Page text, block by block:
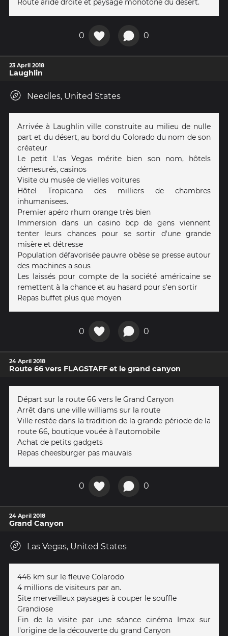
Route aride droite et paysage monotone du désert.
0 0
23 April 2018
Laughlin
Needles, United States
Arrivée à Laughlin ville construite au milieu de nulle
part et du désert, au bord du Colorado du nom de son
créateur
Le petit L'as Vegas mérite bien son nom, hôtels
démesurés, casinos
Visite du musée de vielles voitures
Hôtel Tropicana des milliers de chambres
inhumanisees.
Premier apéro rhum orange très bien
Immersion dans un casino bcp de gens viennent
tenter leurs chances pour se sortir d'une grande
misère et détresse
Population défavorisée pauvre obèse se presse autour
des machines a sous
Les laissés pour compte de la société américaine se
remettent à la chance et au hasard pour s'en sortir
Repas buffet plus que moyen
0 0
24 April 2018
Route 66 vers FLAGSTAFF et le grand canyon
Départ sur la route 66 vers le Grand Canyon
Arrêt dans une ville williams sur la route
Ville restée dans la tradition de la grande période de la
route 66, boutique vouée à l'automobile
Achat de petits gadgets
Repas cheesburger pas mauvais
0 0
24 April 2018
Grand Canyon
Las Vegas, United States
446 km sur le fleuve Colarodo
4 millions de visiteurs par an.
Site merveilleux paysages à couper le souffle
Grandiose
Fin de la visite par une séance cinéma Imax sur
l'origine de la découverte du grand Canyon